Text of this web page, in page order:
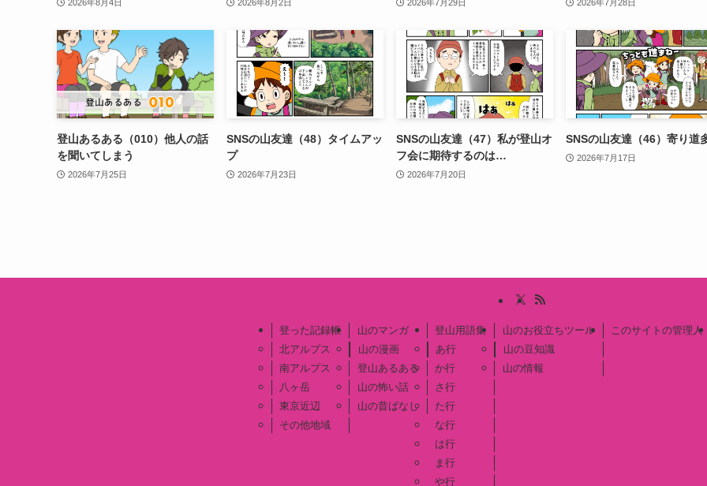
2026年8月4日 2026年8月2日 2026年7月29日 2026年7月28日
登山あるある（010）他人の話
を聞いてしまう
2026年7月25日
SNSの山友達（48）タイムアッ
プ
2026年7月23日
SNSの山友達（47）私が登山オ
フ会に期待するのは…
2026年7月20日
SNSの山友達（46）寄り道
2026年7月17日
登った記録帳
北アルプス
南アルプス
八ヶ岳
東京近辺
その他地域
山のマンガ
山の漫画
登山あるある
山の怖い話
山の昔ばなし
登山用語集
あ行
か行
さ行
た行
な行
は行
ま行
や行
山のお役立ちツール
山の豆知識
山の情報
このサイトの管理人